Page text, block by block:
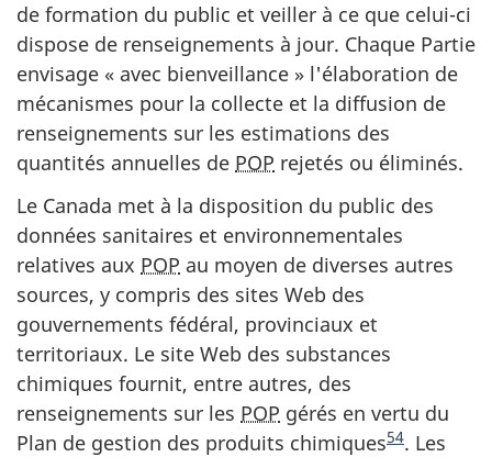
de formation du public et veiller à ce que celui-ci
dispose de renseignements à jour. Chaque Partie
envisage « avec bienveillance » l'élaboration de
mécanismes pour la collecte et la diffusion de
renseignements sur les estimations des
quantités annuelles de POP rejetés ou éliminés.
Le Canada met à la disposition du public des
données sanitaires et environnementales
relatives aux POP au moyen de diverses autres
sources, y compris des sites Web des
gouvernements fédéral, provinciaux et
territoriaux. Le site Web des substances
chimiques fournit, entre autres, des
renseignements sur les POP gérés en vertu du
Plan de gestion des produits chimiques54. Les